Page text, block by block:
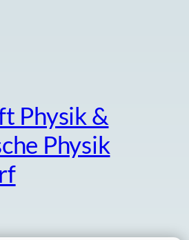
Physik &
Physik